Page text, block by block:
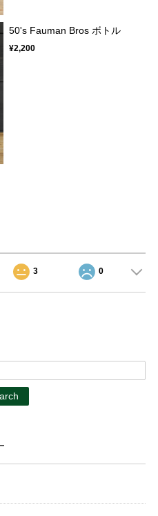
50's Fauman Bros ボトル
¥2,200
3 0